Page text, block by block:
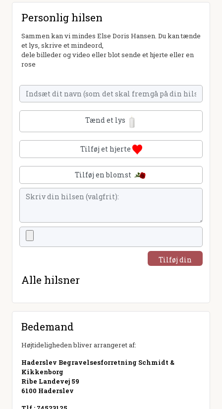
Personlig hilsen
Sammen kan vi mindes Else Doris Hansen. Du kan tænde
et lys, skrive et mindeord,
dele billeder og video eller blot sende et hjerte eller en
rose
Tænd et lys
Tilføj et hjerte
Tilføj en blomst
Tilføj din
Alle hilsner
Bedemand
Højtideligheden bliver arrangeret af:
Haderslev Begravelsesforretning Schmidt &
Kikkenborg
Ribe Landevej 59
6100 Haderslev